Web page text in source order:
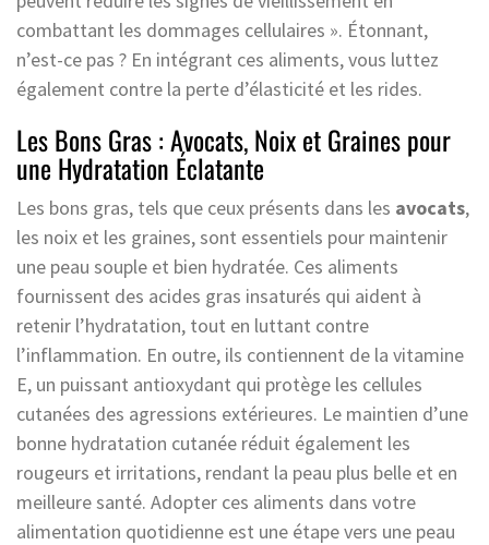
combattant les dommages cellulaires ». Étonnant,
n’est-ce pas ? En intégrant ces aliments, vous luttez
également contre la perte d’élasticité et les rides.
Les Bons Gras : Avocats, Noix et Graines pour
une Hydratation Éclatante
Les bons gras, tels que ceux présents dans les avocats,
les noix et les graines, sont essentiels pour maintenir
une peau souple et bien hydratée. Ces aliments
fournissent des acides gras insaturés qui aident à
retenir l’hydratation, tout en luttant contre
l’inflammation. En outre, ils contiennent de la vitamine
E, un puissant antioxydant qui protège les cellules
cutanées des agressions extérieures. Le maintien d’une
bonne hydratation cutanée réduit également les
rougeurs et irritations, rendant la peau plus belle et en
meilleure santé. Adopter ces aliments dans votre
alimentation quotidienne est une étape vers une peau